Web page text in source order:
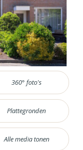
360° foto's
Plattegronden
Alle media tonen